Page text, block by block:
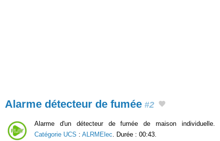
Alarme détecteur de fumée #2
Alarme d'un détecteur de fumée de maison individuelle.
Catégorie UCS : ALRMElec. Durée : 00:43.